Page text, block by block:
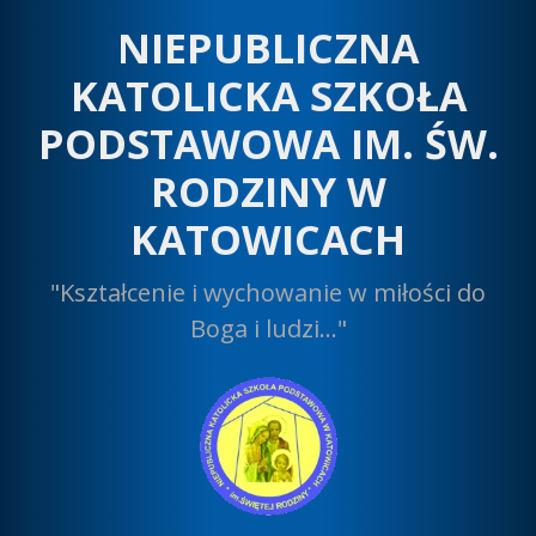
NIEPUBLICZNA
KATOLICKA SZKOŁA
PODSTAWOWA IM. ŚW.
RODZINY W
KATOWICACH
"Kształcenie i wychowanie w miłości do
Boga i ludzi…"